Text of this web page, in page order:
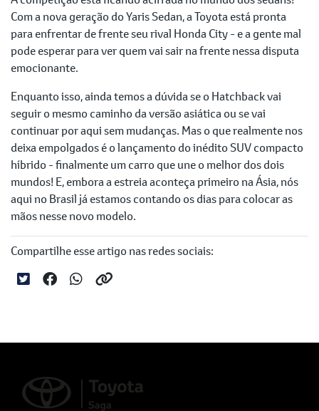
Com a nova geração do Yaris Sedan, a Toyota está pronta
para enfrentar de frente seu rival Honda City - e a gente mal
pode esperar para ver quem vai sair na frente nessa disputa
emocionante.
Enquanto isso, ainda temos a dúvida se o Hatchback vai
seguir o mesmo caminho da versão asiática ou se vai
continuar por aqui sem mudanças. Mas o que realmente nos
deixa empolgados é o lançamento do inédito SUV compacto
híbrido - finalmente um carro que une o melhor dos dois
mundos! E, embora a estreia aconteça primeiro na Ásia, nós
aqui no Brasil já estamos contando os dias para colocar as
mãos nesse novo modelo.
Compartilhe esse artigo nas redes sociais: